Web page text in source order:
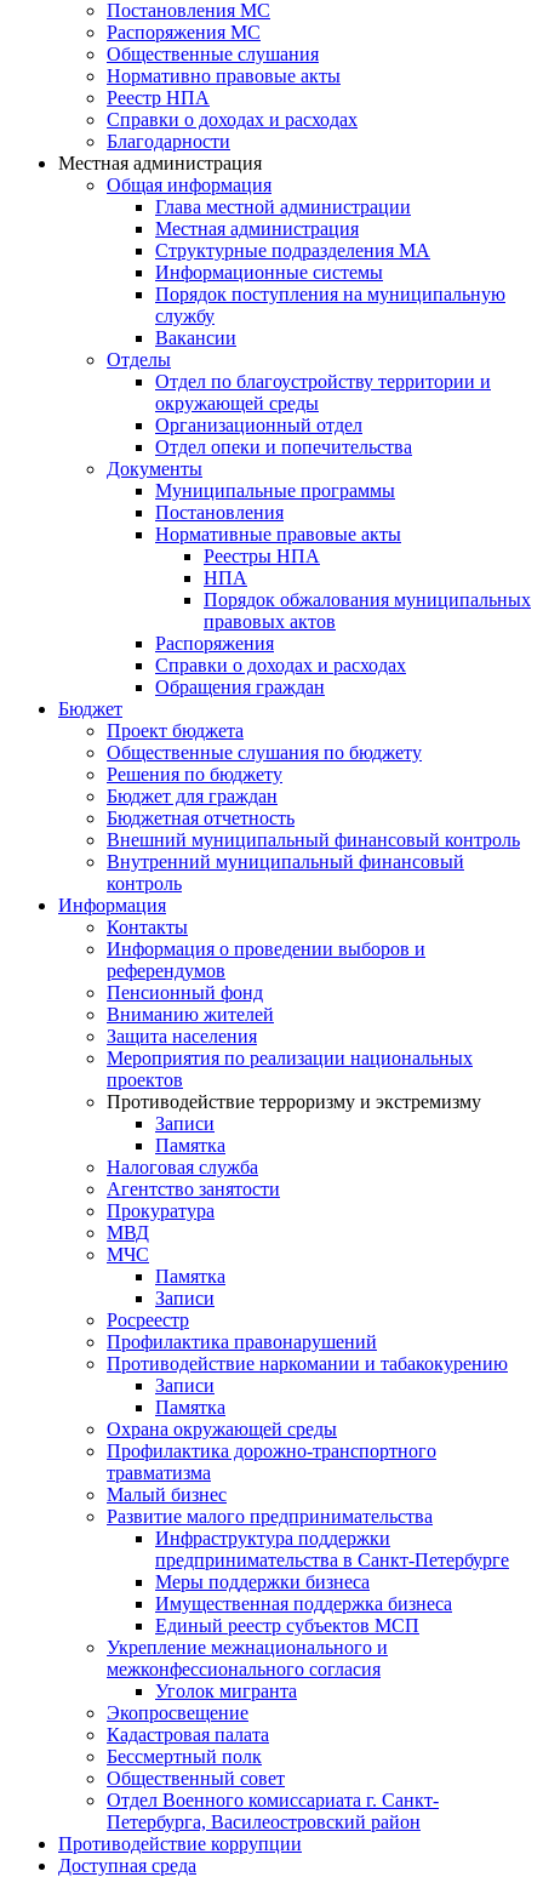
Постановления МС
Распоряжения МС
Общественные слушания
Нормативно правовые акты
Реестр НПА
Справки о доходах и расходах
Благодарности
Местная администрация
Общая информация
Глава местной администрации
Местная администрация
Структурные подразделения МА
Информационные системы
Порядок поступления на муниципальную
службу
Вакансии
Отделы
Отдел по благоустройству территории и
окружающей среды
Организационный отдел
Отдел опеки и попечительства
Документы
Муниципальные программы
Постановления
Нормативные правовые акты
Реестры НПА
НПА
Порядок обжалования муниципальных
правовых актов
Распоряжения
Справки о доходах и расходах
Обращения граждан
Бюджет
Проект бюджета
Общественные слушания по бюджету
Решения по бюджету
Бюджет для граждан
Бюджетная отчетность
Внешний муниципальный финансовый контроль
Внутренний муниципальный финансовый
контроль
Информация
Контакты
Информация о проведении выборов и
референдумов
Пенсионный фонд
Вниманию жителей
Защита населения
Мероприятия по реализации национальных
проектов
Противодействие терроризму и экстремизму
Записи
Памятка
Налоговая служба
Агентство занятости
Прокуратура
МВД
МЧС
Памятка
Записи
Росреестр
Профилактика правонарушений
Противодействие наркомании и табакокурению
Записи
Памятка
Охрана окружающей среды
Профилактика дорожно-транспортного
травматизма
Малый бизнес
Развитие малого предпринимательства
Инфраструктура поддержки
предпринимательства в Санкт-Петербурге
Меры поддержки бизнеса
Имущественная поддержка бизнеса
Единый реестр субъектов МСП
Укрепление межнационального и
межконфессионального согласия
Уголок мигранта
Экопросвещение
Кадастровая палата
Бессмертный полк
Общественный совет
Отдел Военного комиссариата г. Санкт-
Петербурга, Василеостровский район
Противодействие коррупции
Доступная среда